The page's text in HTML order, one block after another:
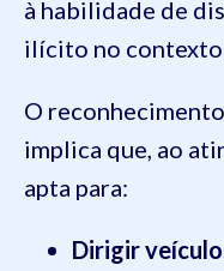
à habilidade de
ilícito no contexto
O
implica que, ao
apta para:
Dirigir